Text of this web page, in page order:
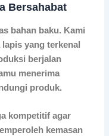
Bersahabat
bahan baku. Kami
yang terkenal
berjalan
menerima
produk.
kompetitif agar
kemasan